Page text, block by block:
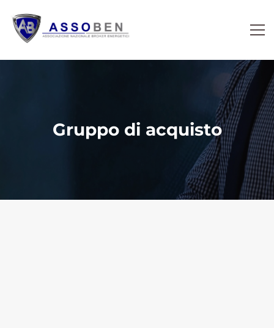
Gruppo di acquisto